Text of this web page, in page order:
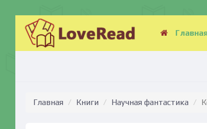
Главная Книги Научная фантастика